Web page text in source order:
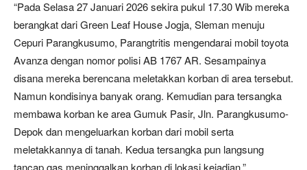
“Pada Selasa 27 Januari 2026 sekira pukul 17.30 Wib mereka
berangkat dari Green Leaf House Jogja, Sleman menuju
Cepuri Parangkusumo, Parangtritis mengendarai mobil toyota
Avanza dengan nomor polisi AB 1767 AR. Sesampainya
disana mereka berencana meletakkan korban di area tersebut.
Namun kondisinya banyak orang. Kemudian para tersangka
membawa korban ke area Gumuk Pasir, Jln. Parangkusumo-
Depok dan mengeluarkan korban dari mobil serta
meletakkannya di tanah. Kedua tersangka pun langsung
tancap gas meninggalkan korban di lokasi kejadian,”